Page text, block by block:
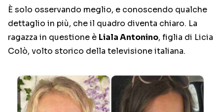
È solo osservando meglio, e conoscendo qualche
dettaglio in più, che il quadro diventa chiaro. La
ragazza in questione è Liala Antonino, figlia di Licia
Colò, volto storico della televisione italiana.